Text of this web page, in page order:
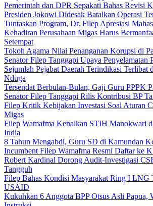
Pemerintah dan DPR Sepakati Bahas Revisi
Presiden Jokowi Didesak Batalkan Operasi
Tuntaskan Program, Dr. Filep Apresiasi
Kehadiran Perusahaan Migas Harus
Setempat
Tokoh Agama Nilai Penanganan Korupsi di
Senator Filep Tanggapi Upaya Penyelamatan
Sejumlah Pejabat Daerah Terindikasi
Nduga
Tersendat Berbulan-Bulan, Gaji Guru PPPK
Senator Filep Tanggapi Rilis Kontribusi BP
Filep Kritik Kebijakan Investasi Soal Aturan
Migas
Filep Wamafma Kenalkan STIH Manokwari
India
8 Tahun Mengabdi, Guru SD di Kamundan
Incumbent Filep Wamafma Resmi Daftar ke
Robert Kardinal Dorong Audit-Investigasi
Tangguh
Filep Bahas Kondisi Masyarakat Ring I LNG
USAID
Kukuhkan 6 Anggota BPP Otsus Asli Papua,